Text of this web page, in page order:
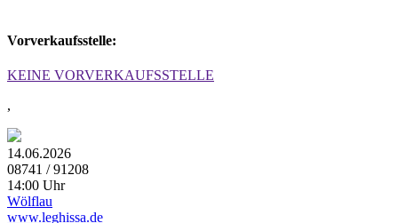
Vorverkaufsstelle:
KEINE VORVERKAUFSSTELLE
,
14.06.2026
08741 / 91208
14:00 Uhr
Wölflau
www.leghissa.de